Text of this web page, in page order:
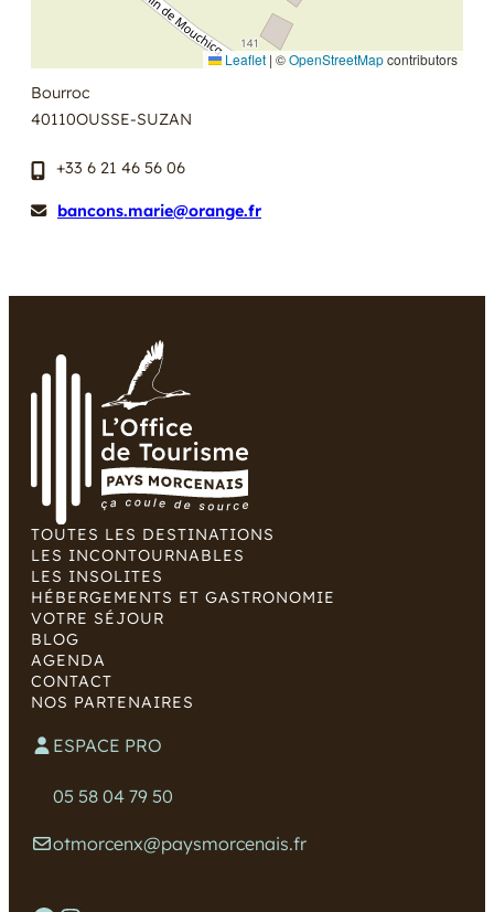
Leaflet | ©OpenStreetMapcontributors
Bourroc
40110OUSSE-SUZAN
+33 6 21 46 56 06
bancons.marie@orange.fr
TOUTES LES DESTINATIONS
LES INCONTOURNABLES
LES INSOLITES
HÉBERGEMENTS ET GASTRONOMIE
VOTRE SÉJOUR
BLOG
AGENDA
CONTACT
NOS PARTENAIRES
ESPACE PRO
05 58 04 79 50
otmorcenx@paysmorcenais.fr